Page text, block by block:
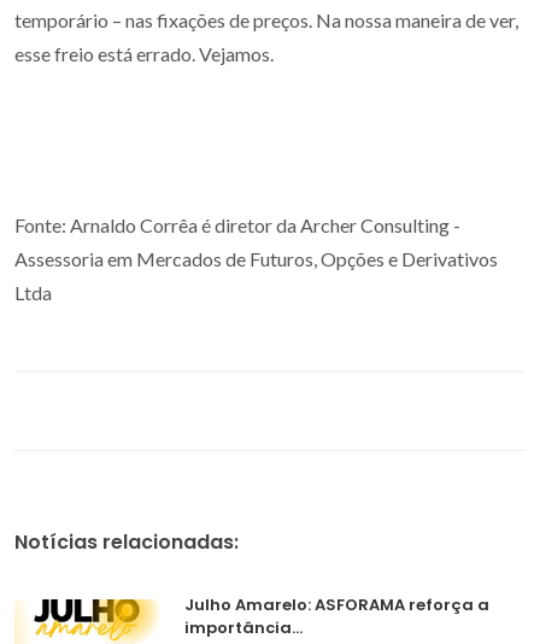
temporário – nas fixações de preços. Na nossa maneira de ver,
esse freio está errado. Vejamos.
Fonte: Arnaldo Corrêa é diretor da Archer Consulting -
Assessoria em Mercados de Futuros, Opções e Derivativos
Ltda
Notícias relacionadas:
Julho Amarelo: ASFORAMA reforça a
importância...